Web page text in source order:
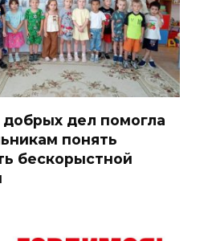
дел помогла
понять
бескорыстной